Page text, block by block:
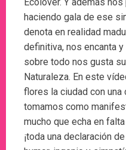
haciendo gala de ese
denota en realidad
definitiva, nos encanta
sobre todo nos gusta
Naturaleza. En este
flores la ciudad con
tomamos como
mucho que echa en
¡toda una declaración